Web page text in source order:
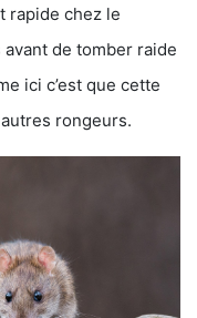
rapide chez le
de tomber raide
ici c’est que cette
rongeurs.